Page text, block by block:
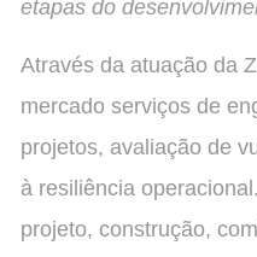
etapas do
Através da atuação da
mercado serviços de
projetos, avaliação de
à resiliência
projeto, construção,